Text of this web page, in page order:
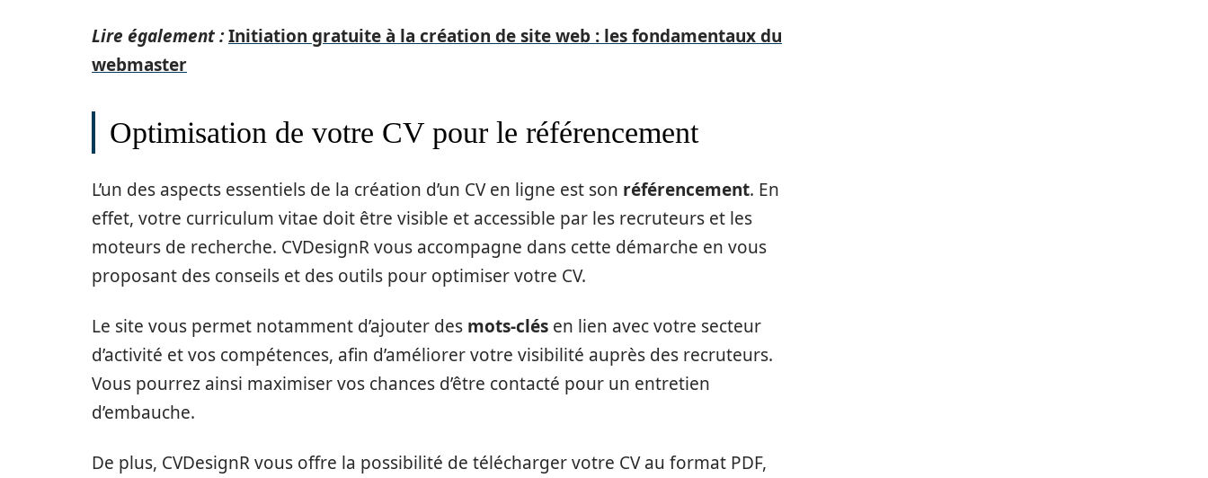
Lire également :Initiation gratuite à la création de site web : les fondamentaux du
webmaster
Optimisation de votre CV pour le référencement
L’un des aspects essentiels de la création d’un CV en ligne est son référencement. En
effet, votre curriculum vitae doit être visible et accessible par les recruteurs et les
moteurs de recherche. CVDesignR vous accompagne dans cette démarche en vous
proposant des conseils et des outils pour optimiser votre CV.
Le site vous permet notamment d’ajouter des mots-clés en lien avec votre secteur
d’activité et vos compétences, afin d’améliorer votre visibilité auprès des recruteurs.
Vous pourrez ainsi maximiser vos chances d’être contacté pour un entretien
d’embauche.
De plus, CVDesignR vous offre la possibilité de télécharger votre CV au format PDF,